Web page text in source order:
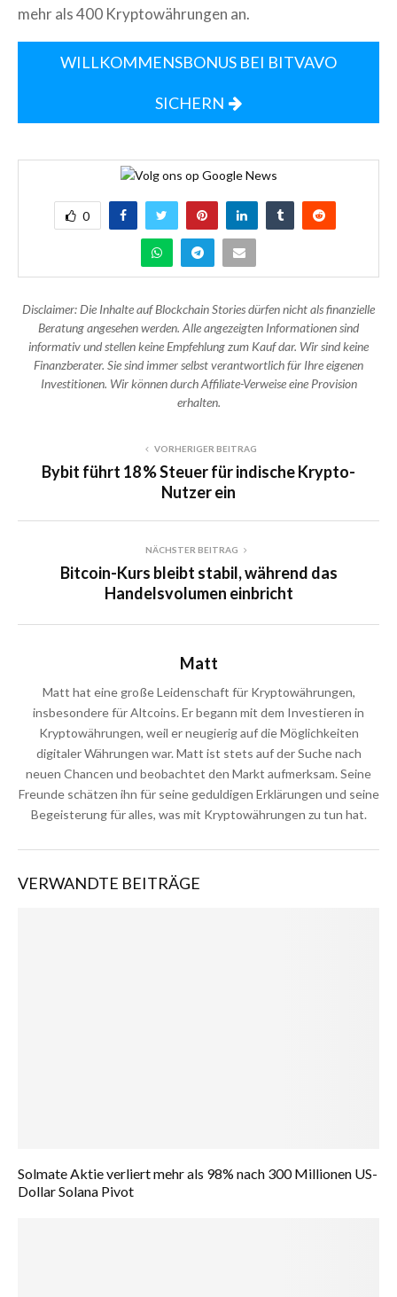
mehr als 400 Kryptowährungen an.
WILLKOMMENSBONUS BEI BITVAVO
SICHERN
0
Disclaimer: Die Inhalte auf Blockchain Stories dürfen nicht als finanzielle
Beratung angesehen werden. Alle angezeigten Informationen sind
informativ und stellen keine Empfehlung zum Kauf dar. Wir sind keine
Finanzberater. Sie sind immer selbst verantwortlich für Ihre eigenen
Investitionen. Wir können durch Affiliate-Verweise eine Provision
erhalten.
VORHERIGER BEITRAG
Bybit führt 18 % Steuer für indische Krypto-
Nutzer ein
NÄCHSTER BEITRAG
Bitcoin-Kurs bleibt stabil, während das
Handelsvolumen einbricht
Matt
Matt hat eine große Leidenschaft für Kryptowährungen,
insbesondere für Altcoins. Er begann mit dem Investieren in
Kryptowährungen, weil er neugierig auf die Möglichkeiten
digitaler Währungen war. Matt ist stets auf der Suche nach
neuen Chancen und beobachtet den Markt aufmerksam. Seine
Freunde schätzen ihn für seine geduldigen Erklärungen und seine
Begeisterung für alles, was mit Kryptowährungen zu tun hat.
VERWANDTE BEITRÄGE
Solmate Aktie verliert mehr als 98% nach 300 Millionen US-
Dollar Solana Pivot